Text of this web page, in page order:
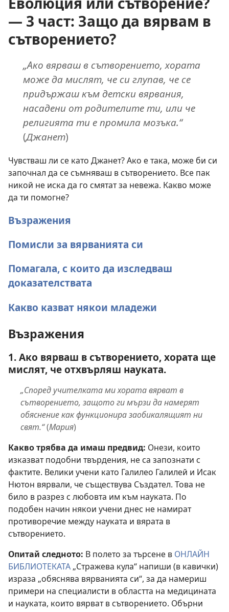
— 3 част: Защо да вярвам в
сътворението?
„Ако вярваш в сътворението, хората
може да мислят, че си глупав, че се
придържаш към детски вярвания,
насадени от родителите ти, или че
религията ти е промила мозъка.“
(Джанет)
Чувстваш ли се като Джанет? Ако е така, може би си
започнал да се съмняваш в сътворението. Все пак
никой не иска да го смятат за невежа. Какво може
да ти помогне?
Възражения
Помисли за вярванията си
Помагала, с които да изследваш
доказателствата
Какво казват някои младежи
Възражения
1. Ако вярваш в сътворението, хората ще
мислят, че отхвърляш науката.
„Според учителката ми хората вярват в
сътворението, защото ги мързи да намерят
обяснение как функционира заобикалящият ни
свят.“(Мария)
Какво трябва да имаш предвид: Онези, които
изказват подобни твърдения, не са запознати с
фактите. Велики учени като Галилео Галилей и Исак
Нютон вярвали, че съществува Създател. Това не
било в разрез с любовта им към науката. По
подобен начин някои учени днес не намират
противоречие между науката и вярата в
сътворението.
Опитай следното: В полето за търсене в ОНЛАЙН
БИБЛИОТЕКАТА „Стражева кула“ напиши (в кавички)
израза „обяснява вярванията си“, за да намериш
примери на специалисти в областта на медицината
и науката, които вярват в сътворението. Обърни